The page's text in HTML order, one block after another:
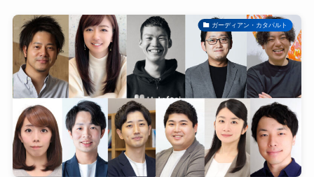
ガーディアン・カタパルト